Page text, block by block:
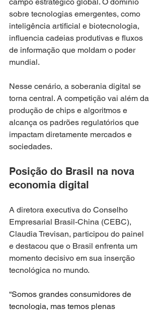
sobre tecnologias emergentes, como
inteligência artificial e biotecnologia,
influencia cadeias produtivas e fluxos
de informação que moldam o poder
mundial.
Nesse cenário, a soberania digital se
torna central. A competição vai além da
produção de chips e algoritmos e
alcança os padrões regulatórios que
impactam diretamente mercados e
sociedades.
Posição do Brasil na nova
economia digital
A diretora executiva do Conselho
Empresarial Brasil-China (CEBC),
Claudia Trevisan, participou do painel
e destacou que o Brasil enfrenta um
momento decisivo em sua inserção
tecnológica no mundo.
“Somos grandes consumidores de
tecnologia, mas temos plenas